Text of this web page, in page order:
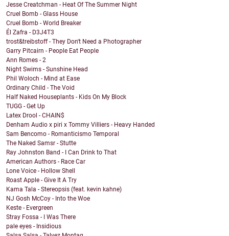
Jesse Creatchman - Heat Of The Summer Night
Cruel Bomb - Glass House
Cruel Bomb - World Breaker
Él Zafra - D3J4T3
trost&treibstoff - They Don't Need a Photographer
Garry Pitcairn - People Eat People
Ann Romes - 2
Night Swims - Sunshine Head
Phil Woloch - Mind at Ease
Ordinary Child - The Void
Half Naked Houseplants - Kids On My Block
TUGG - Get Up
Latex Drool - CHAIN$
Denham Audio x piri x Tommy Villiers - Heavy Handed
Sam Bencomo - Romanticismo Temporal
The Naked Samsr - Stutte
Ray Johnston Band - I Can Drink to That
American Authors - Race Car
Lone Voice - Hollow Shell
Roast Apple - Give It A Try
Kama Tala - Stereopsis (feat. kevin kahne)
NJ Gosh McCoy - Into the Woe
Keste - Evergreen
Stray Fossa - I Was There
pale eyes - Insidious